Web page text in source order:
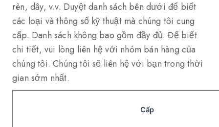
rèn, dây, v.v. Duyệt danh sách bên dưới để biết
các loại và thông số kỹ thuật mà chúng tôi cung
cấp. Danh sách không bao gồm đầy đủ. Để biết
chi tiết, vui lòng liên hệ với nhóm bán hàng của
chúng tôi. Chúng tôi sẽ liên hệ với bạn trong thời
gian sớm nhất.
Cấp